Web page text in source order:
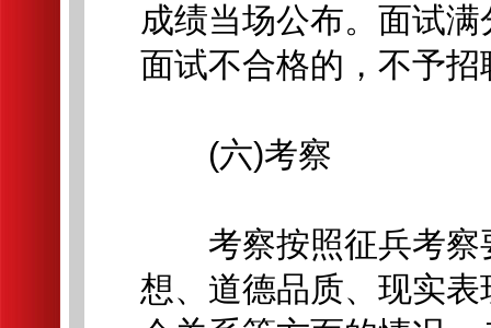
成绩当场公布。面试满
面试不合格的，不予招
(六)考察
考察按照征兵考察
想、道德品质、现实